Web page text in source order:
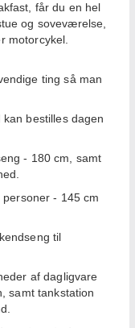
får du en hel
og soveværelse,
motorcykel.
ting så man
bestilles dagen
- 180 cm, samt
- 145 cm
til
af dagligvare
samt tankstation